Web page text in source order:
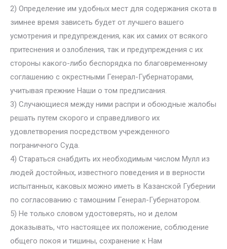
2) Определение им удобных мест для содержания скота в
зимнее время зависеть будет от лучшего вашего
усмотрения и предупреждения, как их самих от всякого
притеснения и озлобления, так и предупреждения с их
стороны какого-либо беспорядка по благовременному
соглашению с окрестными Генерал-Губернаторами,
учитывая прежние Наши о том предписания.
3) Случающиеся между ними распри и обоюдные жалобы
решать путем скорого и справедливого их
удовлетворения посредством учрежденного
пограничного Суда.
4) Стараться снабдить их необходимым числом Мулл из
людей достойных, известного поведения и в верности
испытанных, каковых можно иметь в Казанской Губернии
по согласованию с тамошним Генерал-Губернатором.
5) Не только словом удостоверять, но и делом
доказывать, что настоящее их положение, соблюдение
общего покоя и тишины, сохранение к Нам